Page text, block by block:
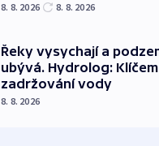
8. 8. 2026 8. 8. 2026
Řeky vysychají a
ubývá. Hydrolog:
zadržování vody
8. 8. 2026